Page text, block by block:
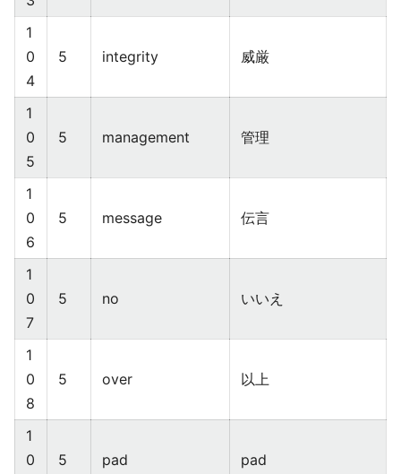
1
0
4
5 integrity 威厳
1
0
5
5 management 管理
1
0
6
5 message 伝言
1
0
7
5 no いいえ
1
0
8
5 over 以上
1
0
5 pad pad